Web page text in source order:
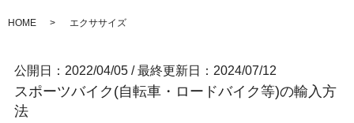
HOME エクササイズ
公開日：2022/04/05 /最終更新日：2024/07/12
スポーツバイク(自転車・ロードバイク等)の輸入方
法